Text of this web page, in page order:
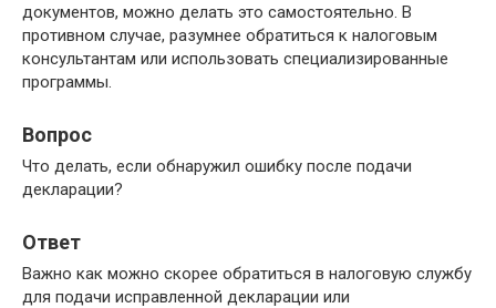
документов, можно делать это самостоятельно. В
противном случае, разумнее обратиться к налоговым
консультантам или использовать специализированные
программы.
Вопрос
Что делать, если обнаружил ошибку после подачи
декларации?
Ответ
Важно как можно скорее обратиться в налоговую службу
для подачи исправленной декларации или